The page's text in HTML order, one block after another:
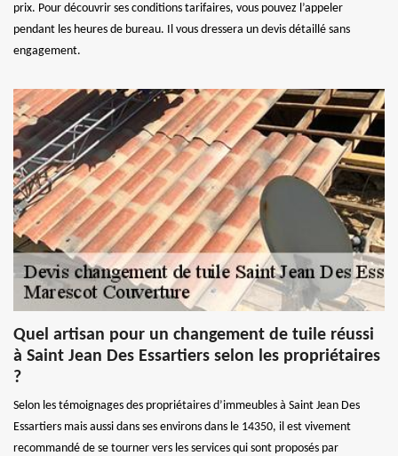
prix. Pour découvrir ses conditions tarifaires, vous pouvez l’appeler
pendant les heures de bureau. Il vous dressera un devis détaillé sans
engagement.
Quel artisan pour un changement de tuile réussi
à Saint Jean Des Essartiers selon les propriétaires
?
Selon les témoignages des propriétaires d’immeubles à Saint Jean Des
Essartiers mais aussi dans ses environs dans le 14350, il est vivement
recommandé de se tourner vers les services qui sont proposés par